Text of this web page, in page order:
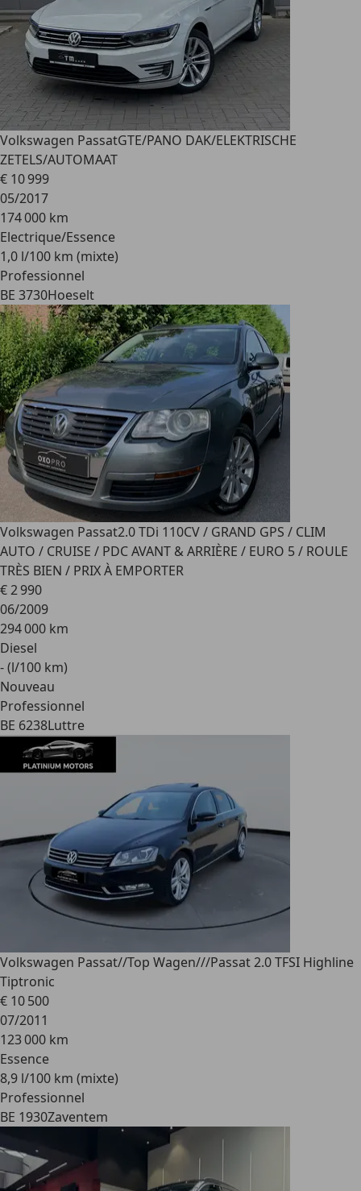
Volkswagen PassatGTE/PANO DAK/ELEKTRISCHE
ZETELS/AUTOMAAT
€ 10 999
05/2017
174 000 km
Electrique/Essence
1,0 l/100 km (mixte)
Professionnel
BE 3730Hoeselt
Volkswagen Passat2.0 TDi 110CV / GRAND GPS / CLIM
AUTO / CRUISE / PDC AVANT & ARRIÈRE / EURO 5 / ROULE
TRÈS BIEN / PRIX À EMPORTER
€ 2 990
06/2009
294 000 km
Diesel
- (l/100 km)
Nouveau
Professionnel
BE 6238Luttre
Volkswagen Passat//Top Wagen///Passat 2.0 TFSI Highline
Tiptronic
€ 10 500
07/2011
123 000 km
Essence
8,9 l/100 km (mixte)
Professionnel
BE 1930Zaventem